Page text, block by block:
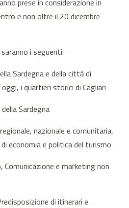
prese in considerazione in
e non oltre il 20 dicembre
i seguenti:
Sardegna e della città di
i quartieri storici di Cagliari
Sardegna
nazionale e comunitaria,
economia e politica del turismo
e marketing non
di itinerari e